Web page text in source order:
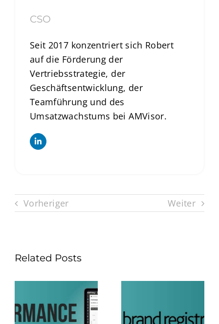
CSO
Seit 2017 konzentriert sich Robert
auf die Förderung der
Vertriebsstrategie, der
Geschäftsentwicklung, der
Teamführung und des
Umsatzwachstums bei AMVisor.
Vorheriger Weiter
Related Posts